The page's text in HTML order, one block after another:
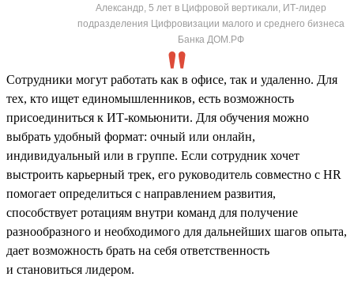
Александр, 5 лет в Цифровой вертикали, ИТ-лидер
подразделения Цифровизации малого и среднего бизнеса
Банка ДОМ.РФ
Сотрудники могут работать как в офисе, так и удаленно. Для
тех, кто ищет единомышленников, есть возможность
присоединиться к ИТ-комьюнити. Для обучения можно
выбрать удобный формат: очный или онлайн,
индивидуальный или в группе. Если сотрудник хочет
выстроить карьерный трек, его руководитель совместно с HR
помогает определиться с направлением развития,
способствует ротациям внутри команд для получение
разнообразного и необходимого для дальнейших шагов опыта,
дает возможность брать на себя ответственность
и становиться лидером.